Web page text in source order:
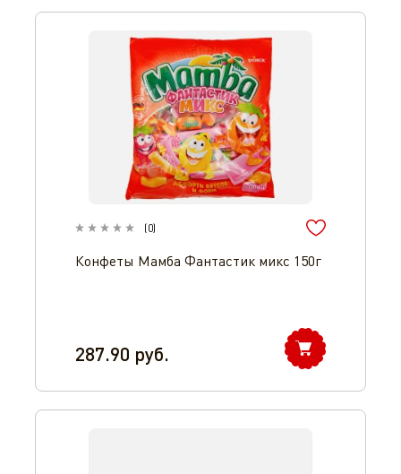
(0)
Конфеты Мамба Фантастик микс 150г
287.90 руб.